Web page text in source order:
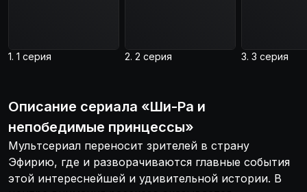
1. 1 серия 2. 2 серия 3. 3 серия
Описание сериала «Ши-Ра и
непобедимые принцессы»
Мультсериал переносит зрителей в страну
Эфирию, где и разворачиваются главные события
этой интереснейшей и удивительной истории. В